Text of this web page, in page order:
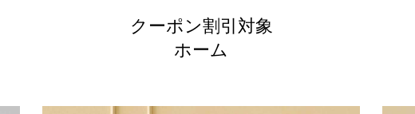
クーポン割引対象
ホーム